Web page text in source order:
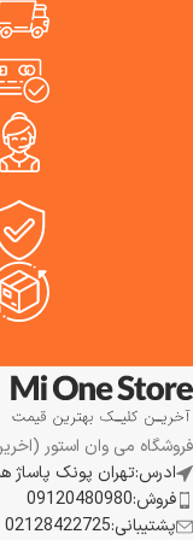
فروشگاه می وان استور
ادرس:تهران پونک پاساژ همیلاسنتر
فروش:09120480980
پشتیبانی:02128422725